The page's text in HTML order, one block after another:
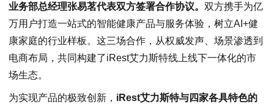
业务部总经理张易茗代表双方签署合作协议。 双方携手为亿
万用户打造一站式的智能健康产品与服务体验，树立AI+健
康家庭的行业样板。这三场合作，从权威发声、场景渗透到
电商布局，共同构建了iRest艾力斯特线上线下一体化的市
场生态。
为实现产品的极致创新， iRest艾力斯特与四家各具特色的